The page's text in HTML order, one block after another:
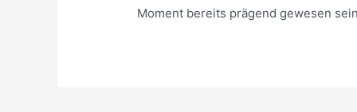
Moment bereits prägend gewesen